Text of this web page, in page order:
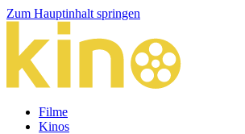
Zum Hauptinhalt springen
Filme
Kinos